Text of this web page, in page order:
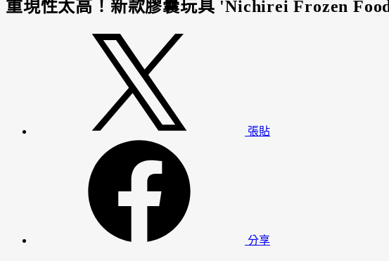
重現性太高！新款膠囊玩具 'Nichirei Frozen
張貼
分享